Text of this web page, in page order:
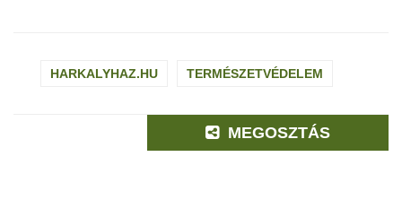
HARKALYHAZ.HU TERMÉSZETVÉDELEM
MEGOSZTÁS